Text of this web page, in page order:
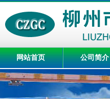
网站首页 公司简介